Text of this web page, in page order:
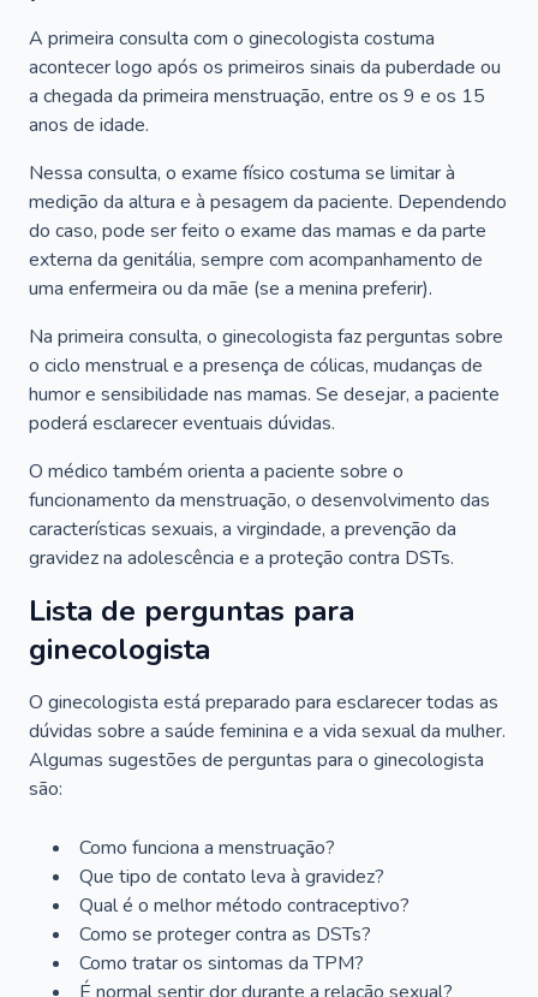
A primeira consulta com o ginecologista costuma
acontecer logo após os primeiros sinais da puberdade ou
a chegada da primeira menstruação, entre os 9 e os 15
anos de idade.
Nessa consulta, o exame físico costuma se limitar à
medição da altura e à pesagem da paciente. Dependendo
do caso, pode ser feito o exame das mamas e da parte
externa da genitália, sempre com acompanhamento de
uma enfermeira ou da mãe (se a menina preferir).
Na primeira consulta, o ginecologista faz perguntas sobre
o ciclo menstrual e a presença de cólicas, mudanças de
humor e sensibilidade nas mamas. Se desejar, a paciente
poderá esclarecer eventuais dúvidas.
O médico também orienta a paciente sobre o
funcionamento da menstruação, o desenvolvimento das
características sexuais, a virgindade, a prevenção da
gravidez na adolescência e a proteção contra DSTs.
Lista de perguntas para
ginecologista
O ginecologista está preparado para esclarecer todas as
dúvidas sobre a saúde feminina e a vida sexual da mulher.
Algumas sugestões de perguntas para o ginecologista
são:
Como funciona a menstruação?
Que tipo de contato leva à gravidez?
Qual é o melhor método contraceptivo?
Como se proteger contra as DSTs?
Como tratar os sintomas da TPM?